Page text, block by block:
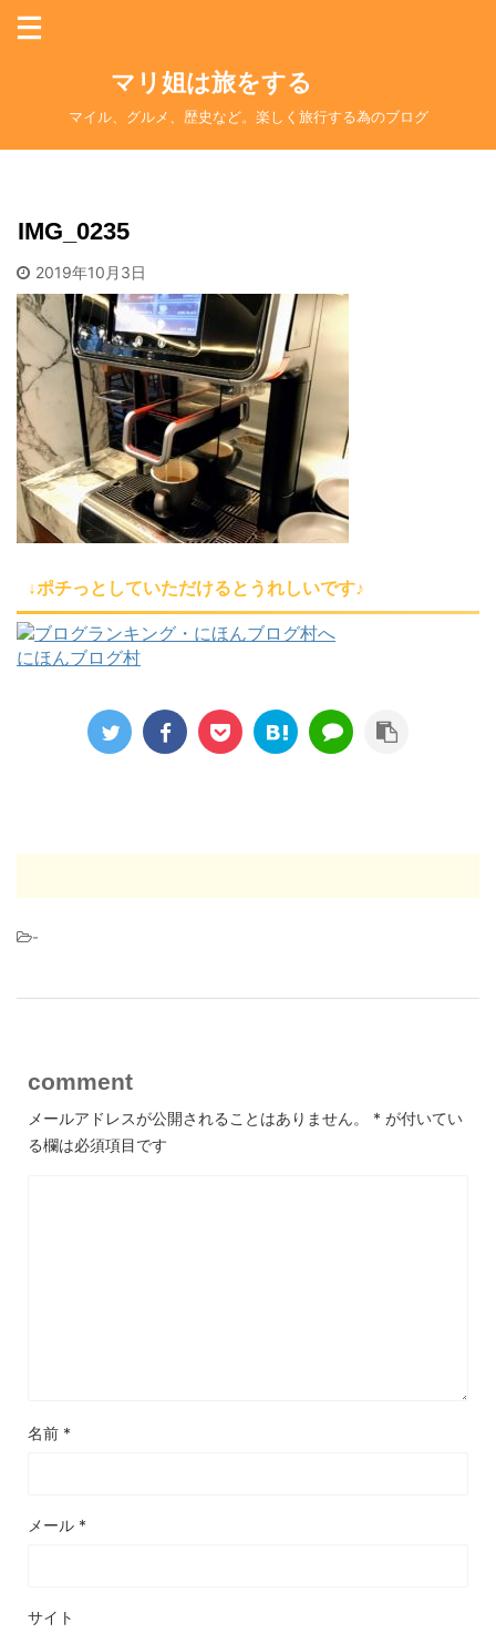
マリ姐は旅をする
マイル、グルメ、歴史など。楽しく旅行する為のブログ
IMG_0235
2019年10月3日
↓ポチっとしていただけるとうれしいです♪
にほんブログ村
-
comment
メールアドレスが公開されることはありません。 * が付いてい
る欄は必須項目です
名前 *
メール *
サイト